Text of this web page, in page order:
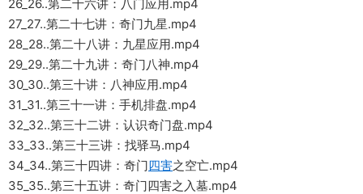
26_26..第二十六讲：八门应用.mp4
27_27..第二十七讲：奇门九星.mp4
28_28..第二十八讲：九星应用.mp4
29_29..第二十九讲：奇门八神.mp4
30_30..第三十讲：八神应用.mp4
31_31..第三十一讲：手机排盘.mp4
32_32..第三十二讲：认识奇门盘.mp4
33_33..第三十三讲：找驿马.mp4
34_34..第三十四讲：奇门四害之空亡.mp4
35_35..第三十五讲：奇门四害之入墓.mp4